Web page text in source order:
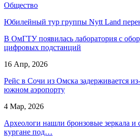
Общество
Юбилейный тур группы Nytt Land
В ОмГТУ появилась лаборатория с
цифровых подстанций
16 Апр, 2026
Рейс в Сочи из Омска задерживается
южном аэропорту
4 Мар, 2026
Археологи нашли бронзовые зеркала и
кургане под…